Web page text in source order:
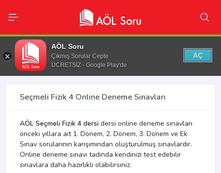
AÖL Soru
Çıkmış Sorular Cepte
ÜCRETSİZ - Google Play'de
AÇ
Seçmeli Fizik 4 Online Deneme Sınavları
AÖL Seçmeli Fizik 4 dersi dersi online deneme sınavları
önceki yıllara ait 1. Dönem, 2. Dönem, 3. Dönem ve Ek
Sınav sorularının karışımından oluşturulmuş sınavlardır.
Online deneme sınavı tadında kendinizi test edebilir
sınavlara daha hazırlıklı olabilirsiniz.